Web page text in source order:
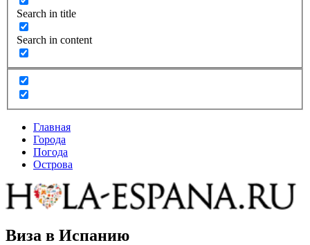
Search in title
Search in content
Главная
Города
Погода
Острова
Виза в Испанию